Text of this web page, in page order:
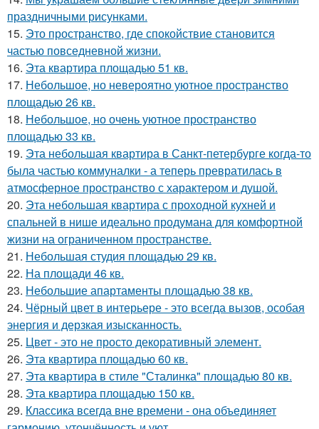
праздничными рисунками.
15. Это пространство, где спокойствие становится
частью повседневной жизни.
16. Эта квартира площадью 51 кв.
17. Небольшое, но невероятно уютное пространство
площадью 26 кв.
18. Небольшое, но очень уютное пространство
площадью 33 кв.
19. Эта небольшая квартира в Санкт-петербурге когда-то
была частью коммуналки - а теперь превратилась в
атмосферное пространство с характером и душой.
20. Эта небольшая квартира с проходной кухней и
спальней в нише идеально продумана для комфортной
жизни на ограниченном пространстве.
21. Небольшая студия площадью 29 кв.
22. На площади 46 кв.
23. Небольшие апартаменты площадью 38 кв.
24. Чёрный цвет в интерьере - это всегда вызов, особая
энергия и дерзкая изысканность.
25. Цвет - это не просто декоративный элемент.
26. Эта квартира площадью 60 кв.
27. Эта квартира в стиле "Сталинка" площадью 80 кв.
28. Эта квартира площадью 150 кв.
29. Классика всегда вне времени - она объединяет